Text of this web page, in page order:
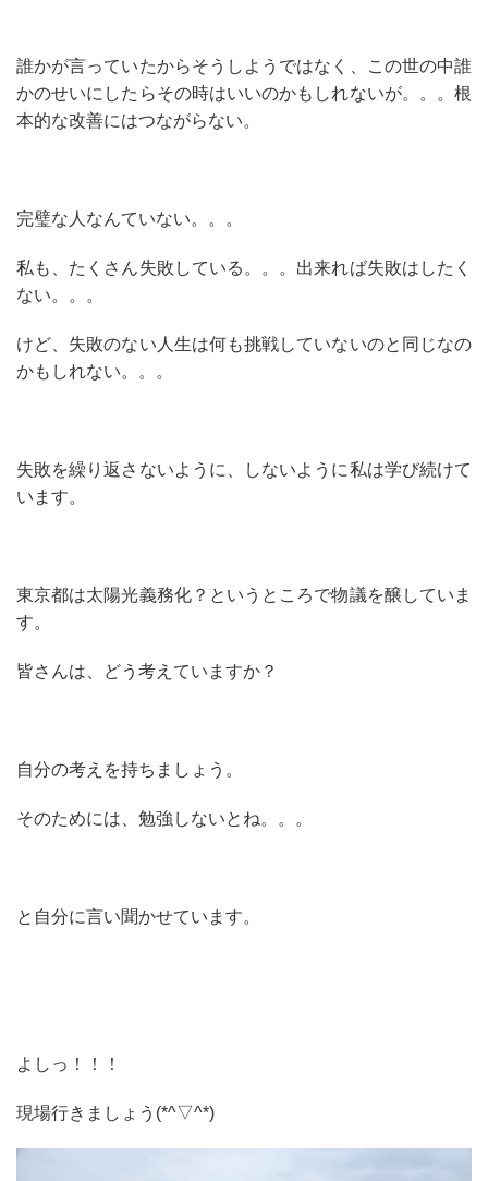
誰かが言っていたからそうしようではなく、この世の中誰
かのせいにしたらその時はいいのかもしれないが。。。根
本的な改善にはつながらない。
完璧な人なんていない。。。
私も、たくさん失敗している。。。出来れば失敗はしたく
ない。。。
けど、失敗のない人生は何も挑戦していないのと同じなの
かもしれない。。。
失敗を繰り返さないように、しないように私は学び続けて
います。
東京都は太陽光義務化？というところで物議を醸していま
す。
皆さんは、どう考えていますか？
自分の考えを持ちましょう。
そのためには、勉強しないとね。。。
と自分に言い聞かせています。
よしっ！！！
現場行きましょう(*^▽^*)